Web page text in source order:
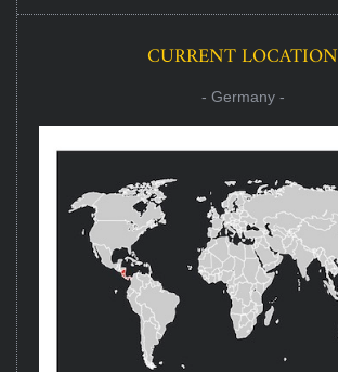
CURRENT LOCATION
- Germany -